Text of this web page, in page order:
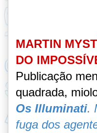
MARTIN
DO
Publicação
quadrada,
Os Illuminati.
fuga dos